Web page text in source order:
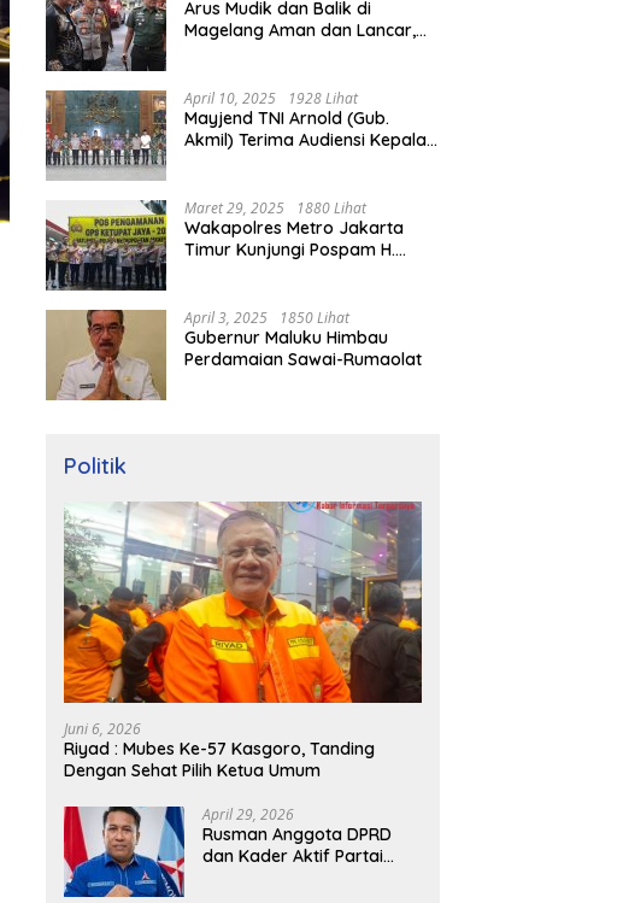
Arus Mudik dan Balik di
Magelang Aman dan Lancar,
April 10, 2025 1928 Lihat
Mayjend TNI Arnold (Gub.
Akmil) Terima Audiensi Kepala
Maret 29, 2025 1880 Lihat
Wakapolres Metro Jakarta
Timur Kunjungi Pospam H.
April 3, 2025 1850 Lihat
Gubernur Maluku Himbau
Perdamaian Sawai-Rumaolat
Politik
Juni 6, 2026
Riyad : Mubes Ke-57 Kasgoro, Tanding
Dengan Sehat Pilih Ketua Umum
April 29, 2026
Rusman Anggota DPRD
dan Kader Aktif Partai